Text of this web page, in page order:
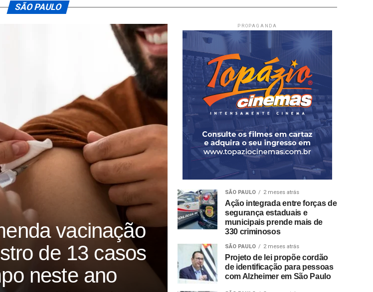
SÃO PAULO
vacinação
de 13 casos
neste ano
PROPAGANDA
SÃO PAULO 2 meses atrás
Ação integrada entre forças de
segurança estaduais e
municipais prende mais de
330 criminosos
SÃO PAULO 2 meses atrás
Projeto de lei propõe cordão
de identificação para pessoas
com Alzheimer em São Paulo